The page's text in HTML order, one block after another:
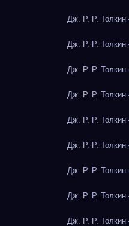
Дж. Р. Р.
Дж. Р. Р.
Дж. Р. Р.
Дж. Р. Р.
Дж. Р. Р.
Дж. Р. Р.
Дж. Р. Р.
Дж. Р. Р.
Дж. Р. Р.